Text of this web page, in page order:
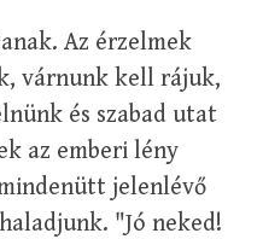
Az érzelmek
várnunk kell rájuk,
és szabad utat
az emberi lény
jelenlévő
"Jó neked!